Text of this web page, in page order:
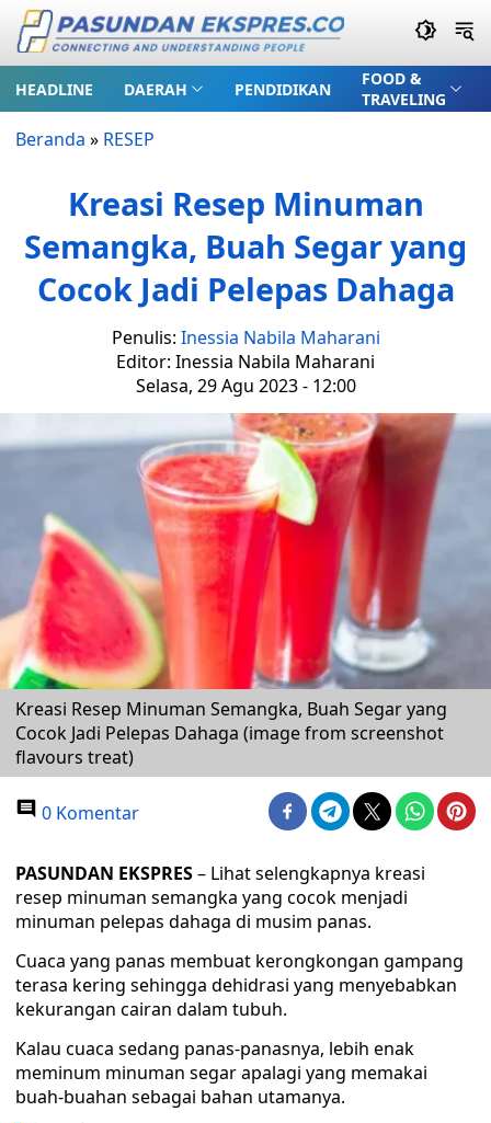
HEADLINE DAERAH PENDIDIKAN
FOOD &
TRAVELING
Beranda » RESEP
Kreasi Resep Minuman
Semangka, Buah Segar yang
Cocok Jadi Pelepas Dahaga
Penulis: Inessia Nabila Maharani
Editor: Inessia Nabila Maharani
Selasa, 29 Agu 2023 - 12:00
Kreasi Resep Minuman Semangka, Buah Segar yang
Cocok Jadi Pelepas Dahaga (image from screenshot
flavours treat)
0 Komentar
PASUNDAN EKSPRES– Lihat selengkapnya kreasi
resep minuman semangka yang cocok menjadi
minuman pelepas dahaga di musim panas.
Cuaca yang panas membuat kerongkongan gampang
terasa kering sehingga dehidrasi yang menyebabkan
kekurangan cairan dalam tubuh.
Kalau cuaca sedang panas-panasnya, lebih enak
meminum minuman segar apalagi yang memakai
buah-buahan sebagai bahan utamanya.